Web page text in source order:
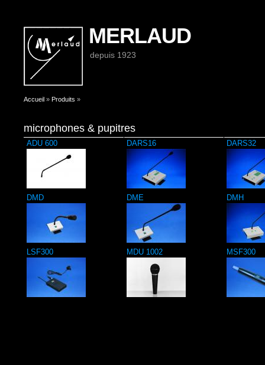
MERLAUD
depuis 1923
Vous êtes ici
Accueil » Produits »
microphones & pupitres
ADU 600 DARS16 DARS32
DMD DME DMH
LSF300 MDU 1002 MSF300